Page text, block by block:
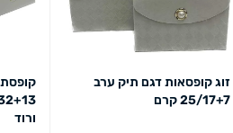
זוג קופסאות דגם תיק ערב
25/17+7 קרם
ורוד